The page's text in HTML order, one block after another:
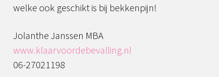
welke ook geschikt is bij bekkenpijn!
Jolanthe Janssen MBA
www.klaarvoordebevalling.nl
06-27021198